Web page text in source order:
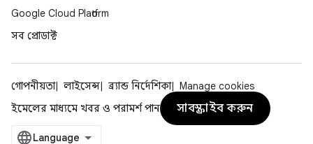
Google Cloud Platform
সব প্রোডাক্ট
গোপনীয়তা লাইসেন্স ব্র্যান্ড নির্দেশিকা
Manage cookies
ইমেলের মাধ্যমে খবর ও পরামর্শ পান
সাবস্ক্রাইব করুন